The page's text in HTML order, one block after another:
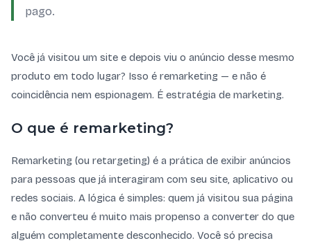
pago.
Você já visitou um site e depois viu o anúncio desse mesmo
produto em todo lugar? Isso é remarketing — e não é
coincidência nem espionagem. É estratégia de marketing.
O que é remarketing?
Remarketing (ou retargeting) é a prática de exibir anúncios
para pessoas que já interagiram com seu site, aplicativo ou
redes sociais. A lógica é simples: quem já visitou sua página
e não converteu é muito mais propenso a converter do que
alguém completamente desconhecido. Você só precisa